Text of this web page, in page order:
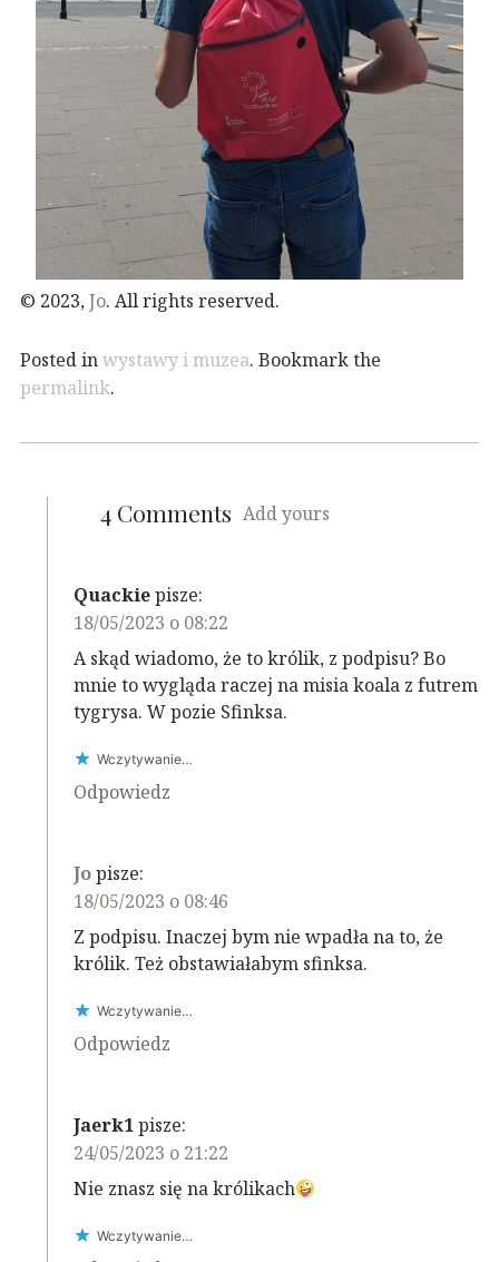
© 2023,Jo. All rights reserved.
Posted inwystawy i muzea. Bookmark the
permalink.
4 Comments Add yours
Quackiepisze:
18/05/2023 o 08:22
A skąd wiadomo, że to królik, z podpisu? Bo
mnie to wygląda raczej na misia koala z futrem
tygrysa. W pozie Sfinksa.
Wczytywanie…
Odpowiedz
Jopisze:
18/05/2023 o 08:46
Z podpisu. Inaczej bym nie wpadła na to, że
królik. Też obstawiałabym sfinksa.
Wczytywanie…
Odpowiedz
Jaerk1pisze:
24/05/2023 o 21:22
Nie znasz się na królikach
Wczytywanie…